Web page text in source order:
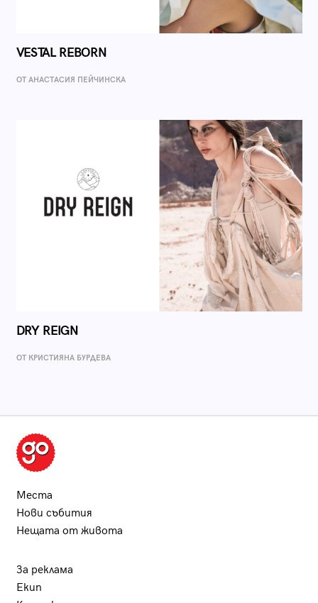
VESTAL REBORN
ОТ AНАСТАСИЯ ПЕЙЧИНСКА
DRY REIGN
ОТ КРИСТИЯНА БУРДЕВА
Места
Нови събития
Нещата от живота
За реклама
Екип